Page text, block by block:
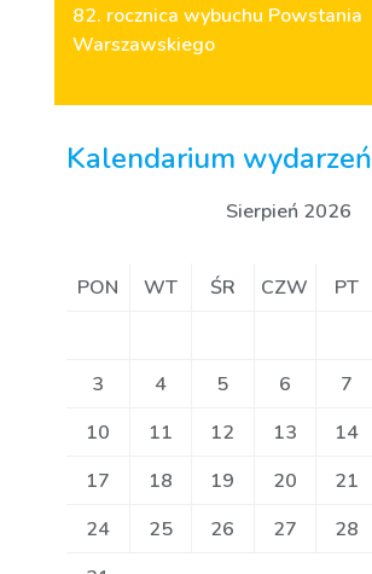
82. rocznica wybuchu Powstania
Warszawskiego
Kalendarium wydarzeń
Sierpień 2026
PON WT ŚR CZW PT
3
4 5 6 7
10
11 12 13 14
17
18 19 20 21
24
25 26 27 28